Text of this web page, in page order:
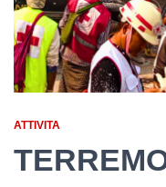
ATTIVITA